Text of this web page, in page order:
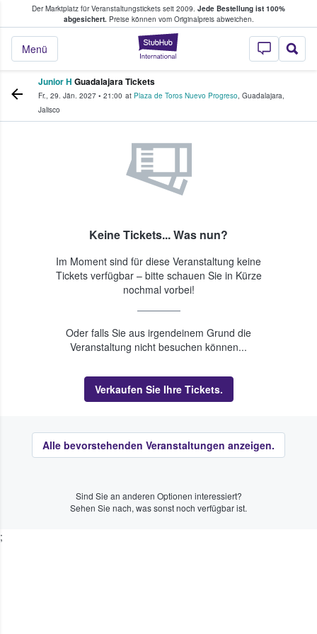
Der Marktplatz für Veranstaltungstickets seit 2009. Jede Bestellung ist 100%
abgesichert.Preise können vom Originalpreis abweichen.
StubHub - Wo
Menü
Tickets kaufen & verkaufen
Junior H Guadalajara Tickets
Fr., 29. Jän. 2027 • 21:00 at Plaza de Toros Nuevo Progreso, Guadalajara,
Jalisco
Keine Tickets... Was nun?
Im Moment sind für diese Veranstaltung keine
Tickets verfügbar – bitte schauen Sie in Kürze
nochmal vorbei!
Oder falls Sie aus irgendeinem Grund die
Veranstaltung nicht besuchen können...
Verkaufen Sie Ihre Tickets.
Alle bevorstehenden Veranstaltungen anzeigen.
Sind Sie an anderen Optionen interessiert?
Sehen Sie nach, was sonst noch verfügbar ist.
;